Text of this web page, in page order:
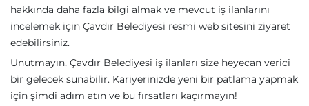
hakkında daha fazla bilgi almak ve mevcut iş ilanlarını
incelemek için Çavdır Belediyesi resmi web sitesini ziyaret
edebilirsiniz.
Unutmayın, Çavdır Belediyesi iş ilanları size heyecan verici
bir gelecek sunabilir. Kariyerinizde yeni bir patlama yapmak
için şimdi adım atın ve bu fırsatları kaçırmayın!